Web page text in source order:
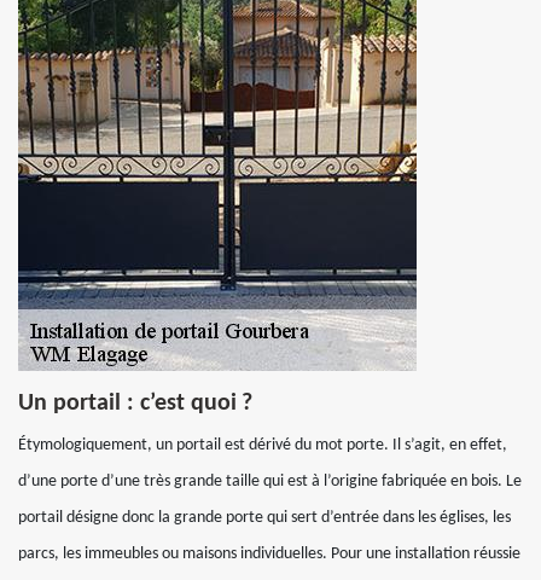
Un portail : c’est quoi ?
Étymologiquement, un portail est dérivé du mot porte. Il s’agit, en effet,
d’une porte d’une très grande taille qui est à l’origine fabriquée en bois. Le
portail désigne donc la grande porte qui sert d’entrée dans les églises, les
parcs, les immeubles ou maisons individuelles. Pour une installation réussie